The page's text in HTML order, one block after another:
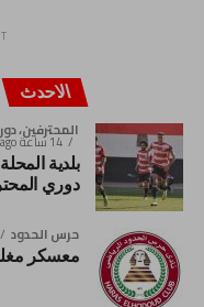
الاحدث
المحترفين،
14 ساعة ago
بلدية
دوري
حرس الحدود
معسكر